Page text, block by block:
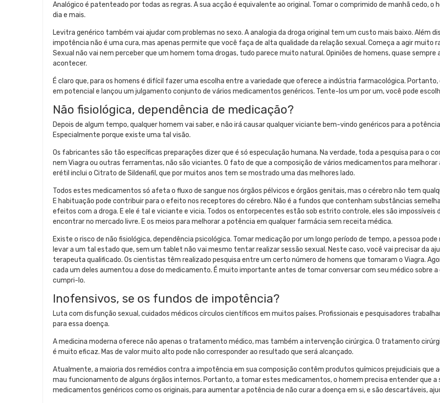
Analógico é patenteado por todas as regras. A sua acção é equivalente ao original. Tomar o comprimido de manhã cedo,
dia e mais.
Levitra genérico também vai ajudar com problemas no sexo. A analogia da droga original tem um custo mais baixo. Além
impotência não é uma cura, mas apenas permite que você faça de alta qualidade da relação sexual. Começa a agir muito
Sexual não vai nem perceber que um homem toma drogas, tudo parece muito natural. Opiniões de homens, quase sempre
acontecer.
É claro que, para os homens é difícil fazer uma escolha entre a variedade que oferece a indústria farmacológica.
em potencial e lançou um julgamento conjunto de vários medicamentos genéricos. Tente-los um por um, você pode
Não fisiológica, dependência de medicação?
Depois de algum tempo, qualquer homem vai saber, e não irá causar qualquer viciante bem-vindo genéricos para a
Especialmente porque existe uma tal visão.
Os fabricantes são tão específicas preparações dizer que é só especulação humana. Na verdade, toda a pesquisa para o
nem Viagra ou outras ferramentas, não são viciantes. O fato de que a composição de vários medicamentos para melhorar
erétil inclui o Citrato de Sildenafil, que por muitos anos tem se mostrado uma das melhores lado.
Todos estes medicamentos só afeta o fluxo de sangue nos órgãos pélvicos e órgãos genitais, mas o cérebro não tem
E habituação pode contribuir para o efeito nos receptores do cérebro. Não é a fundos que contenham substâncias
efeitos com a droga. E ele é tal e viciante e vicia. Todos os entorpecentes estão sob estrito controle, eles são impossíveis
encontrar no mercado livre. E os meios para melhorar a potência em qualquer farmácia sem receita médica.
Existe o risco de não fisiológica, dependência psicológica. Tomar medicação por um longo período de tempo, a pessoa pode
levar a um tal estado que, sem um tablet não vai mesmo tentar realizar sessão sexual. Neste caso, você vai precisar da
terapeuta qualificado. Os cientistas têm realizado pesquisa entre um certo número de homens que tomaram o Viagra.
cada um deles aumentou a dose do medicamento. É muito importante antes de tomar conversar com seu médico sobre
cumpri-lo.
Inofensivos, se os fundos de impotência?
Luta com disfunção sexual, cuidados médicos círculos científicos em muitos países. Profissionais e pesquisadores
para essa doença.
A medicina moderna oferece não apenas o tratamento médico, mas também a intervenção cirúrgica. O tratamento
é muito eficaz. Mas de valor muito alto pode não corresponder ao resultado que será alcançado.
Atualmente, a maioria dos remédios contra a impotência em sua composição contêm produtos químicos prejudiciais que
mau funcionamento de alguns órgãos internos. Portanto, a tomar estes medicamentos, o homem precisa entender que a
medicamentos genéricos como os originais, para aumentar a potência de não curar a doença em si, e são descartáveis,